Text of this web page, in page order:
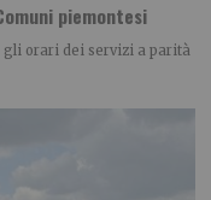
piemontesi
gli orari dei servizi a parità